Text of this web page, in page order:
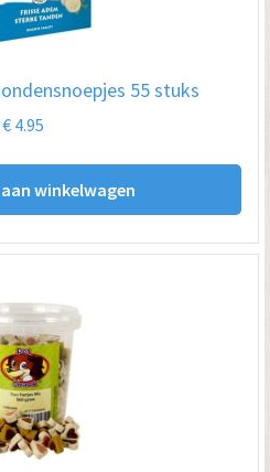
55 stuks
€ 4.95
winkelwagen